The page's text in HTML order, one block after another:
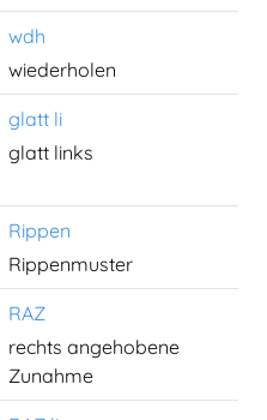
wdh
wiederholen
glatt li
glatt links
Rippen
Rippenmuster
RAZ
rechts angehobene
Zunahme